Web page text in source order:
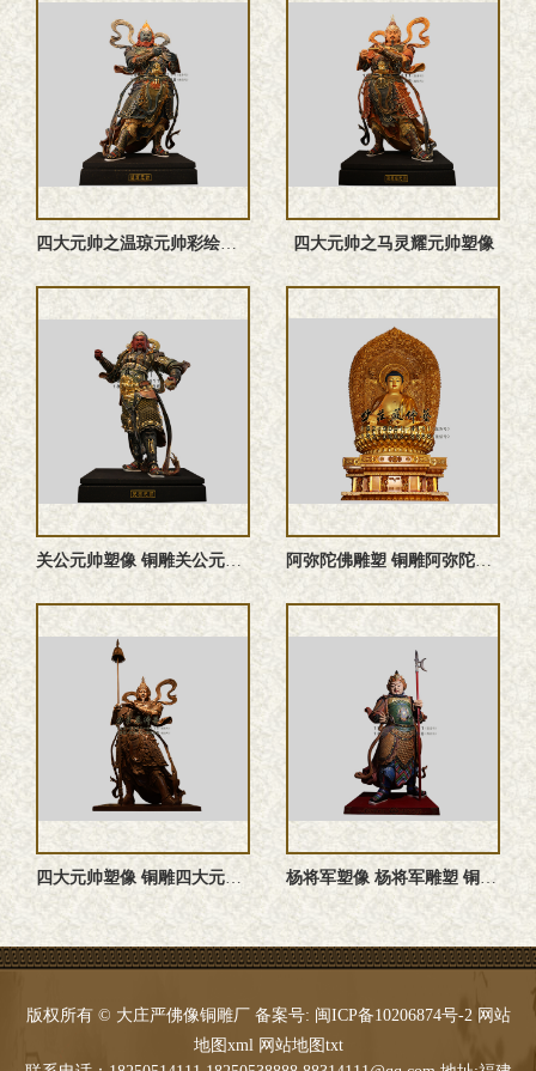
四大元帅之温琼元帅‌彩绘神像 四大元帅之马灵耀元帅塑像
阿弥陀佛雕塑 铜雕阿弥陀佛塑像
四大元帅塑像 铜雕四大元帅 四大元帅神像 四大元帅雕塑 杨将军塑像 杨将军雕塑 铜雕杨将军塑像 杨将军神像
版权所有 © 大庄严佛像铜雕厂 备案号: 闽ICP备10206874号-2 网站
地图xml 网站地图txt